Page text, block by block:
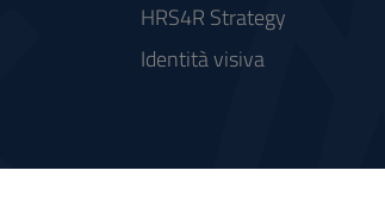
HRS4R Strategy
Identità visiva